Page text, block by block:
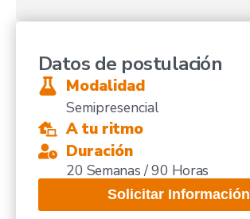
Datos de postulación
Modalidad
Semipresencial
A tu ritmo
Duración
20 Semanas / 90 Horas
Solicitar Información